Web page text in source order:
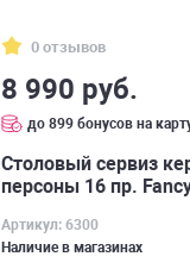
0 отзывов
8 990 руб.
до 899 бонусов на
Столовый сервиз
персоны 16 пр.
Артикул: 6300
Наличие в магазинах